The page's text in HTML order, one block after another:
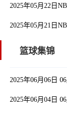
2025年05月22日
2025年05月21日
篮球集锦
2025年06月06日
2025年06月04日